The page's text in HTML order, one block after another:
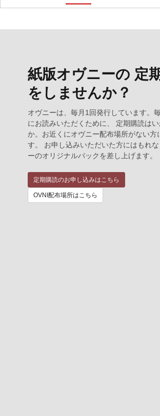
紙版オヴニーの 定
をしませんか？
オヴニーは、毎月1回発行しています。
にお読みいただくために、 定期購読は
か。お近くにオヴニー配布場所がない方
す。 お申し込みいただいた方にはもれ
ーのオリジナルバックを差し上げます。
定期購読のお申し込みはこちら
OVNI配布場所はこちら